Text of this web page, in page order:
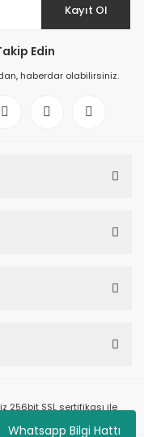
Whatsapp Bilgi Hattı
Kayıt Ol
Edin
haberdar olabilirsiniz.
256bit SSL sertifikası ile